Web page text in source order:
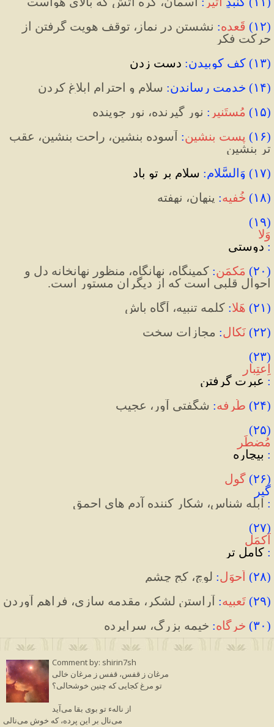
(۱۲) قَعده:
حرکت فکر
(۱۳) کف کوبیدن:
دست زدن
(۱۴) خدمت رساندن: سلام و احترام ابلاغ کردن
(۱۵) مُستَنیر : نور گیرنده، نور جوینده
(۱۶) پست بنشین:
تر بنشین
(۱۷) وَالسَّلام:
سلام بر تو باد
(۱۸) خُفیه: پنهان، نهفته
(۱۹)
وَلا
: دوستی
(۲۰) مَکمَن:
احوال قلبی است که از دیگران مستور است.
(۲۱) هَلا: کلمه تنبیه، آگاه باش
(۲۲) نَکال: مجازات سخت
(۲۳)
اِعتِبار
: عبرت گرفتن
(۲۴) طُرفه: شگفتی آور، عجیب
(۲۵)
مُضطَر
: بیچاره
(۲۶) گول
گیر
: ابله شناس، شکار کننده آدم های احمق
(۲۷)
اَکمَل
: کامل تر
(۲۸) اَحوَل: لوچ، کج چشم
(۲۹) تَعبیه: آراستن لشکر، مقدمه سازی، فراهم آوردن
(۳۰) خرگاه: خیمه بزرگ، سراپرده
Comment by: shirin7sh
مرغان ز قفس، قفس ز مرغان خالی
تو مرغ کجایی که چنین خوشحالی؟
از نالهء تو بوی بقا می‌آید
می‌نال بر این پرده، که خوش می‌نالی